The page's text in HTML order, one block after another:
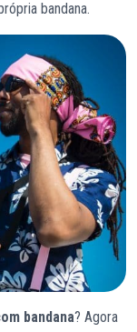
bandana.
bandana? Agora